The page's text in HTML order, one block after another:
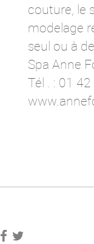
couture, le
modelage
seul ou à
Spa Anne
Tél . : 01